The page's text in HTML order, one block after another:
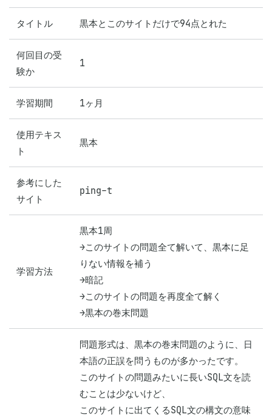
タイトル 黒本とこのサイトだけで94点とれた
何回目の受
験か
1
学習期間 1ヶ月
使用テキス
ト
黒本
参考にした
サイト
ping-t
学習方法
黒本1周
→このサイトの問題全て解いて、黒本に足
りない情報を補う
→暗記
→このサイトの問題を再度全て解く
→黒本の巻末問題
問題形式は、黒本の巻末問題のように、日
本語の正誤を問うものが多かったです。
このサイトの問題みたいに長いSQL文を読
むことは少ないけど、
このサイトに出てくるSQL文の構文の意味